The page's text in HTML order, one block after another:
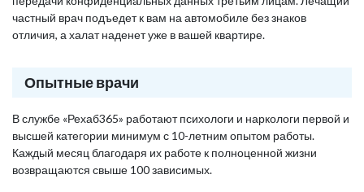
частный врач подъедет к вам на автомобиле без знаков
отличия, а халат наденет уже в вашей квартире.
Опытные врачи
В службе «Рехаб365» работают психологи и наркологи первой и
высшей категории минимум с 10-летним опытом работы.
Каждый месяц благодаря их работе к полноценной жизни
возвращаются свыше 100 зависимых.